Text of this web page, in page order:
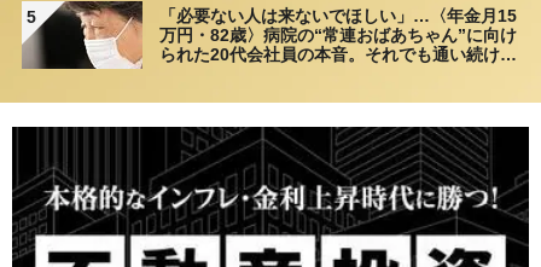
5
「必要ない人は来ないでほしい」…〈年金月15
万円・82歳〉病院の“常連おばあちゃん”に向け
られた20代会社員の本音。それでも通い続ける